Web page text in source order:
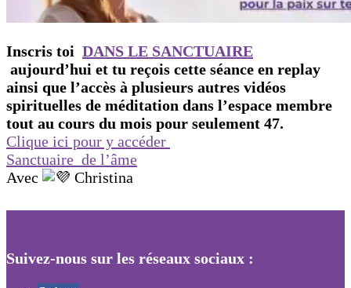
Inscris toi DANS LE SANCTUAIRE
aujourd’hui et tu reçois cette séance en replay
ainsi que l’accès à plusieurs autres vidéos
spirituelles de méditation dans l’espace membre
tout au cours du mois pour seulement 47.
Clique ici pour y accéder
Sanctuaire de l’âme
Avec
Christina
Suivez-nous sur les réseaux sociaux :